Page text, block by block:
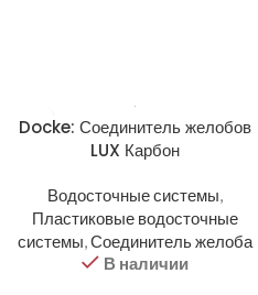
Docke: Соединитель желобов
LUX Карбон
Водосточные системы,
Пластиковые водосточные
системы,Соединитель желоба
В наличии